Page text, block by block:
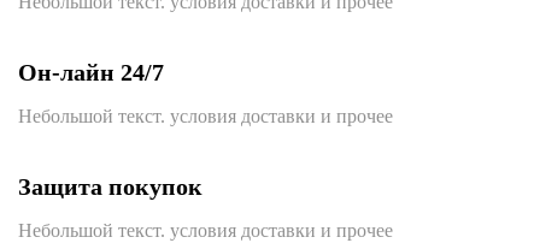
Он-лайн 24/7
Небольшой текст. условия доставки и прочее
Защита покупок
Небольшой текст. условия доставки и прочее